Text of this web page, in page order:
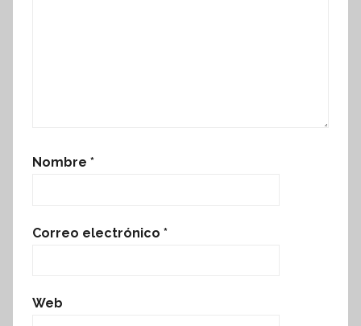
Nombre *
Correo electrónico *
Web